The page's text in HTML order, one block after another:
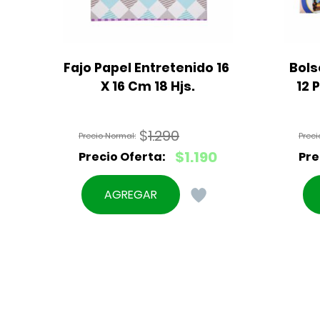
Fajo Papel Entretenido 16
X 16 Cm 18 Hjs.
$1.290
El
precio
original
$1.190
El
precio
actual
AGREGAR
12